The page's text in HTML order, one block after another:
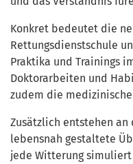
Konkret bedeutet die
Rettungsdienstschule
Praktika und Trainings
Doktorarbeiten und
zudem die medizinische
Zusätzlich entstehen
lebensnah gestaltete
jede Witterung